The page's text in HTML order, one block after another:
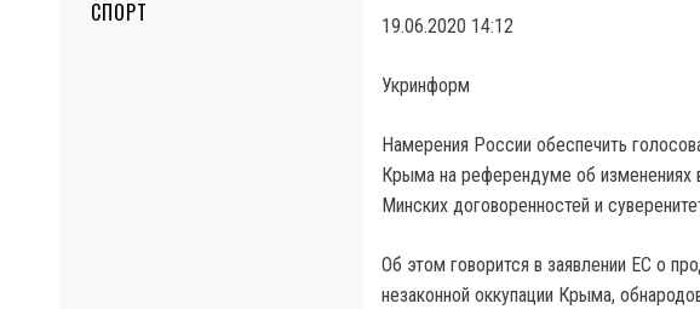
СПОРТ
19.06.2020 14:12
Укринформ
Намерения России обеспечить
Крыма на референдуме об
Минских договоренностей и
Об этом говорится в заявлении ЕС о
незаконной оккупации Крыма,